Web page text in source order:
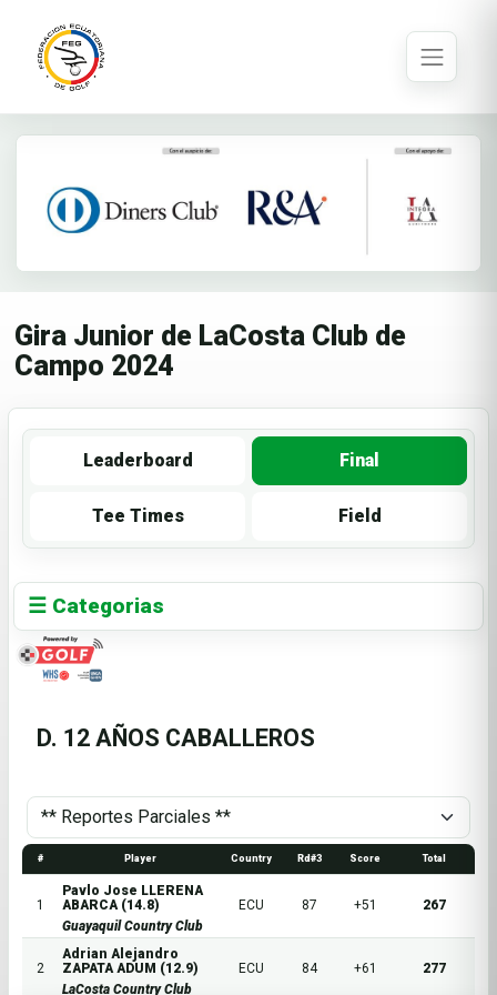
Gira Junior de LaCosta Club de
Campo 2024
Leaderboard Final
Tee Times Field
☰ Categorias
D. 12 AÑOS CABALLEROS
# Player Country Rd#3 Score Total
1
Pavlo Jose LLERENA
ABARCA (14.8)
Guayaquil Country Club
ECU 87 +51 267
2
Adrian Alejandro
ZAPATA ADUM (12.9)
LaCosta Country Club
ECU 84 +61 277